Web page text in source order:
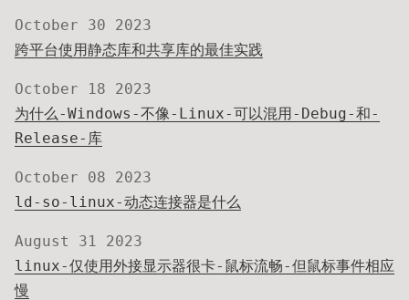
October 30 2023
跨平台使用静态库和共享库的最佳实践
October 18 2023
为什么-Windows-不像-Linux-可以混用-Debug-和-
Release-库
October 08 2023
ld-so-linux-动态连接器是什么
August 31 2023
linux-仅使用外接显示器很卡-鼠标流畅-但鼠标事件相应
慢